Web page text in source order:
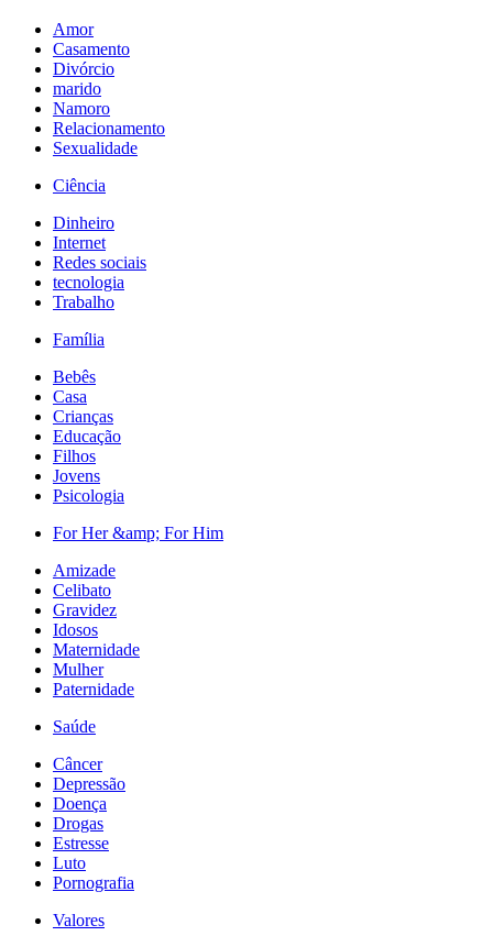
Amor
Casamento
Divórcio
marido
Namoro
Relacionamento
Sexualidade
Ciência
Dinheiro
Internet
Redes sociais
tecnologia
Trabalho
Família
Bebês
Casa
Crianças
Educação
Filhos
Jovens
Psicologia
For Her &amp; For Him
Amizade
Celibato
Gravidez
Idosos
Maternidade
Mulher
Paternidade
Saúde
Câncer
Depressão
Doença
Drogas
Estresse
Luto
Pornografia
Valores